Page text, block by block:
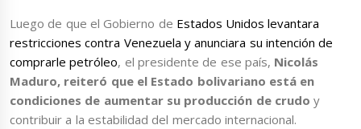
Luego de que el Gobierno de Estados Unidos levantara
restricciones contra Venezuela y anunciara su intención de
comprarle petróleo, el presidente de ese país, Nicolás
Maduro, reiteró que el Estado bolivariano está en
condiciones de aumentar su producción de crudo y
contribuir a la estabilidad del mercado internacional.